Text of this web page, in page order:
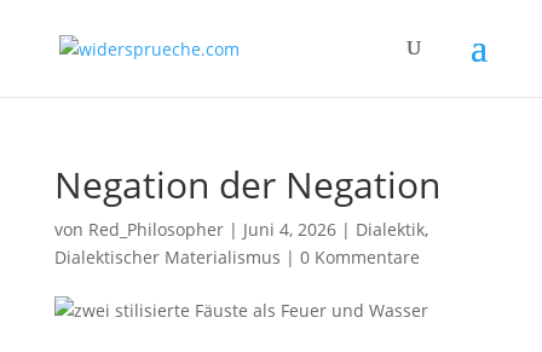
Negation der Negation
von Red_Philosopher| Juni 4, 2026| Dialektik,
Dialektischer Materialismus | 0 Kommentare